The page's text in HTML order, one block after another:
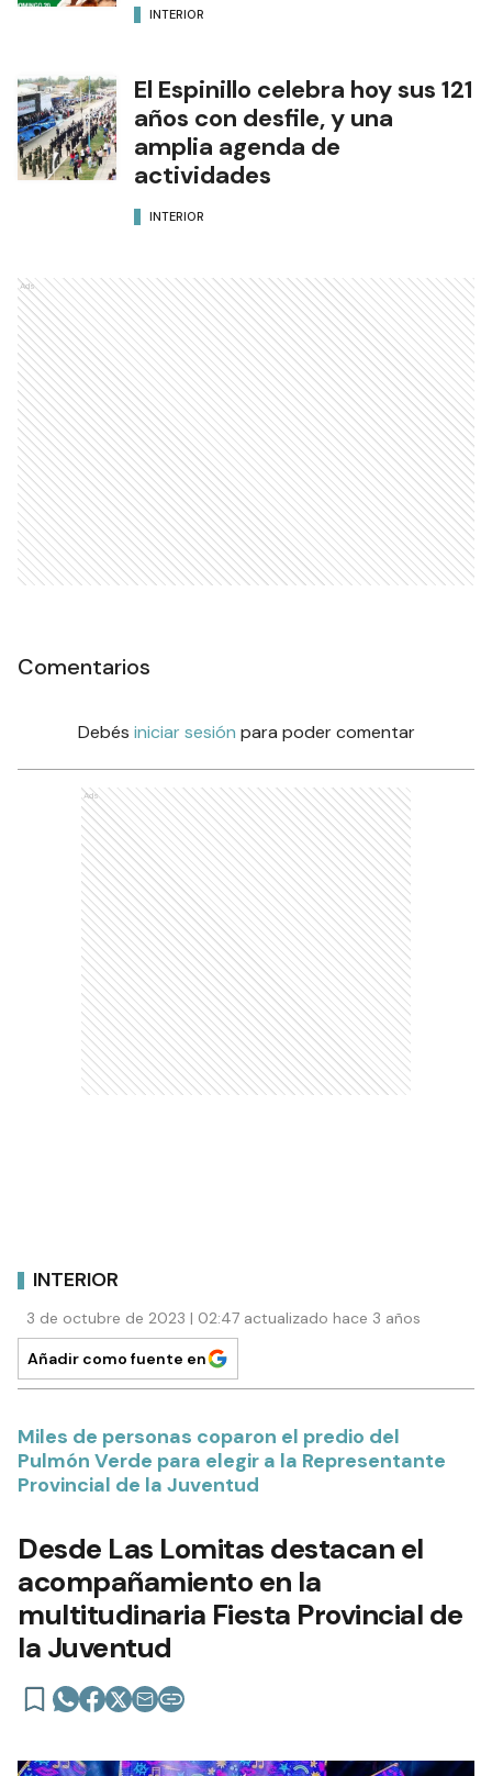
INTERIOR
El Espinillo celebra hoy sus 121
años con desfile, y una
amplia agenda de
actividades
INTERIOR
Ads
Comentarios
Debés iniciar sesión para poder comentar
Ads
INTERIOR
3 de octubre de 2023 | 02:47 actualizado hace 3 años
Añadir como fuente en
Miles de personas coparon el predio del
Pulmón Verde para elegir a la Representante
Provincial de la Juventud
Desde Las Lomitas destacan el
acompañamiento en la
multitudinaria Fiesta Provincial de
la Juventud